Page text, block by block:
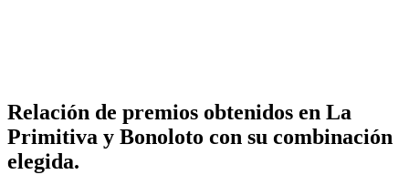
Relación de premios obtenidos en La
Primitiva y Bonoloto con su combinación
elegida.